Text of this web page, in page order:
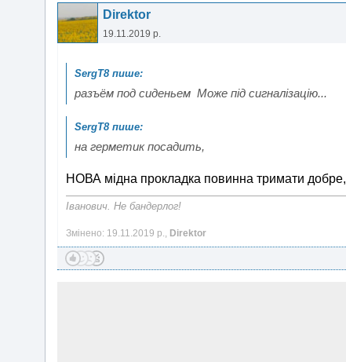
Direktor
19.11.2019 р.
разъём под сиденьем Може під сигналізацію...
на герметик посадить,
НОВА мідна прокладка повинна тримати
Іванович. Не бандерлог!
Змінено: 19.11.2019 р., Direktor